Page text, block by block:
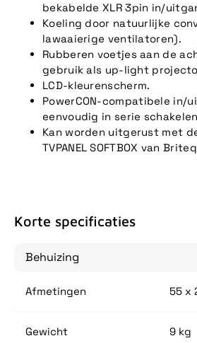
bekabelde XLR 3pin in/
Koeling door natuurlijke
lawaaierige ventilatoren).
Rubberen voetjes aan de
gebruik als up-light
LCD-kleurenscherm.
PowerCON-compatibele in/
eenvoudig in serie
Kan worden uitgerust met
TVPANEL SOFTBOX van
Korte specificaties
Behuizing
Afmetingen 55 x
Gewicht 9 kg